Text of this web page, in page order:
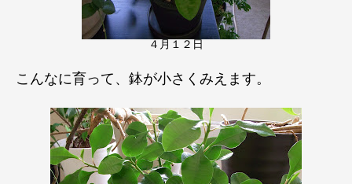
４月１２日
こんなに育って、鉢が小さくみえます。